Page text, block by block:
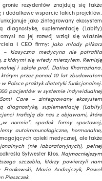
rezydentów znajdują się także
dodatkowe wsparcie takich projektów.
jako zintegrowany ekosystem
diagnostykę, suplementację (Labify)
na jej rozwój wziął się właśnie
i CEO firmy: Jako młody piłkarz
– klasyczna medycyna nie potrafiła
którymi się wtedy mierzyłem. Remisję
i szkole prof. Datisa Kharraziana.
przez ponad 10 lat zbudowałem
Polsce praktyk dietetyki funkcjonalnej.
pacjentów w systemie indywidualnej
Care – zintegrowany ekosystem
diagnostykę, suplementację (Labify)
trafiają do nas z objawami, które
normie”: spadek formy sportowej,
autoimmunologiczne, hormonalne,
opieki medycznej, ale także
(nie laboratoryjnych), pełnej
Sylwester Kłos. Najmocniejszym
szczebla, którzy powierzyli nam
Maria Andrejczyk, Paweł
Pieszczek.